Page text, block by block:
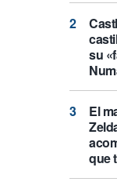
su
El
que